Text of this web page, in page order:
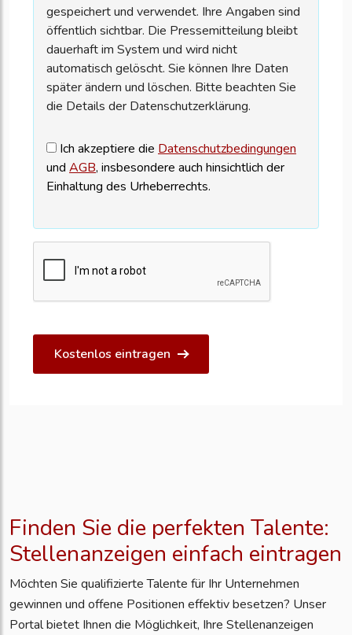
gespeichert und verwendet. Ihre Angaben sind
öffentlich sichtbar. Die Pressemitteilung bleibt
dauerhaft im System und wird nicht
automatisch gelöscht. Sie können Ihre Daten
später ändern und löschen. Bitte beachten Sie
die Details der Datenschutzerklärung.
Ich akzeptiere die Datenschutzbedingungen
und AGB, insbesondere auch hinsichtlich der
Einhaltung des Urheberrechts.
Kostenlos eintragen
Finden Sie die perfekten Talente:
Stellenanzeigen einfach eintragen
Möchten Sie qualifizierte Talente für Ihr Unternehmen
gewinnen und offene Positionen effektiv besetzen? Unser
Portal bietet Ihnen die Möglichkeit, Ihre Stellenanzeigen